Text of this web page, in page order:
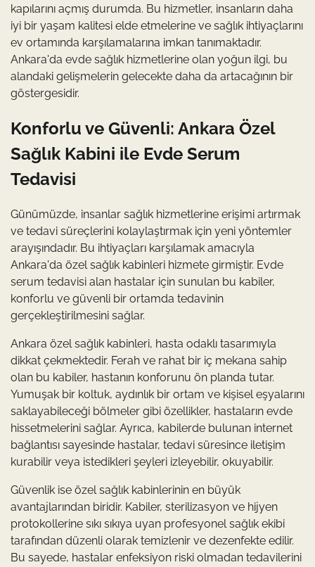
kapılarını açmış durumda. Bu hizmetler, insanların daha
iyi bir yaşam kalitesi elde etmelerine ve sağlık ihtiyaçlarını
ev ortamında karşılamalarına imkan tanımaktadır.
Ankara'da evde sağlık hizmetlerine olan yoğun ilgi, bu
alandaki gelişmelerin gelecekte daha da artacağının bir
göstergesidir.
Konforlu ve Güvenli: Ankara Özel
Sağlık Kabini ile Evde Serum
Tedavisi
Günümüzde, insanlar sağlık hizmetlerine erişimi artırmak
ve tedavi süreçlerini kolaylaştırmak için yeni yöntemler
arayışındadır. Bu ihtiyaçları karşılamak amacıyla
Ankara'da özel sağlık kabinleri hizmete girmiştir. Evde
serum tedavisi alan hastalar için sunulan bu kabiler,
konforlu ve güvenli bir ortamda tedavinin
gerçekleştirilmesini sağlar.
Ankara özel sağlık kabinleri, hasta odaklı tasarımıyla
dikkat çekmektedir. Ferah ve rahat bir iç mekana sahip
olan bu kabiler, hastanın konforunu ön planda tutar.
Yumuşak bir koltuk, aydınlık bir ortam ve kişisel eşyalarını
saklayabileceği bölmeler gibi özellikler, hastaların evde
hissetmelerini sağlar. Ayrıca, kabilerde bulunan internet
bağlantısı sayesinde hastalar, tedavi süresince iletişim
kurabilir veya istedikleri şeyleri izleyebilir, okuyabilir.
Güvenlik ise özel sağlık kabinlerinin en büyük
avantajlarından biridir. Kabiler, sterilizasyon ve hijyen
protokollerine sıkı sıkıya uyan profesyonel sağlık ekibi
tarafından düzenli olarak temizlenir ve dezenfekte edilir.
Bu sayede, hastalar enfeksiyon riski olmadan tedavilerini